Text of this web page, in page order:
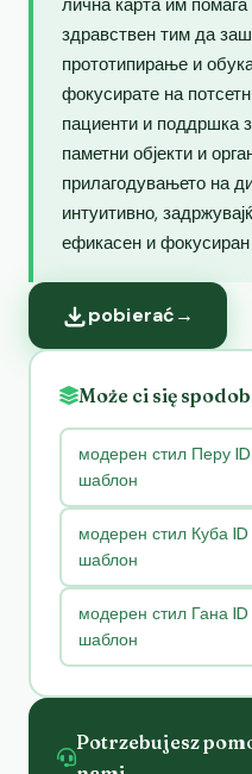
здравствен тим да
прототипирање и
фокусирате на
пациенти и поддршка
паметни објекти и
прилагодувањето на
интуитивно,
ефикасен и фокусиран
pobierać→
Może ci się
модерен стил Перу
шаблон
модерен стил Куба
шаблон
модерен стил Гана
шаблон
Potrzebujesz